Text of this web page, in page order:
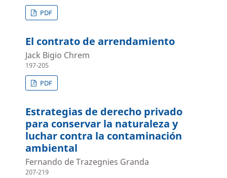
PDF
El contrato de arrendamiento
Jack Bigio Chrem
197-205
PDF
Estrategias de derecho privado
para conservar la naturaleza y
luchar contra la contaminación
ambiental
Fernando de Trazegnies Granda
207-219